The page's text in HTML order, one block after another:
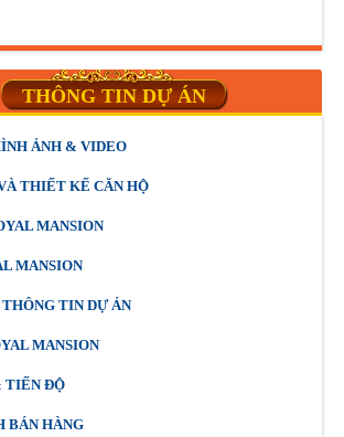
THÔNG TIN DỰ ÁN
ẢNH & VIDEO
THIẾT KẾ CĂN HỘ
MANSION
MANSION
TIN DỰ ÁN
MANSION
TIẾN ĐỘ
BÁN HÀNG